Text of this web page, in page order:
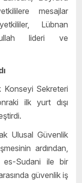
mesajlar
Lübnan
lideri ve
Konseyi Sekreteri
ilk yurt dışı
Ulusal Güvenlik
ardından,
es-Sudani ile bir
güvenlik iş